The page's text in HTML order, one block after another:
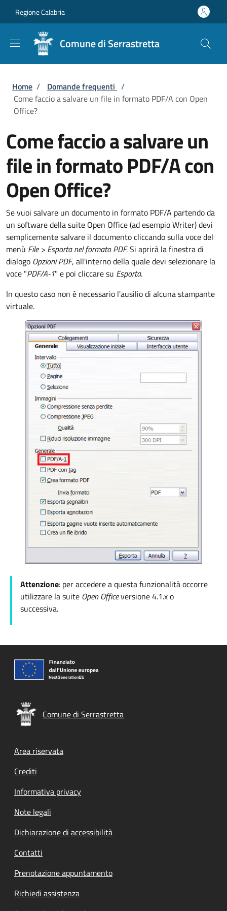
Regione Calabria
Comune di Serrastretta
Briciole di pane
Home / Domande frequenti /
Come faccio a salvare un file in formato PDF/A con Open
Office?
Come faccio a salvare un
file in formato PDF/A con
Open Office?
Se vuoi salvare un documento in formato PDF/A partendo da
un software della suite Open Office (ad esempio Writer) devi
semplicemente salvare il documento cliccando sulla voce del
menù File > Esporta nel formato PDF.Si aprirà la finestra di
dialogo Opzioni PDF, all'interno della quale devi selezionare la
voce "PDF/A-1" e poi cliccare su Esporta.
In questo caso non è necessario l'ausilio di alcuna stampante
virtuale.
Attenzione: per accedere a questa funzionalità occorre
utilizzare la suite Open Officeversione4.1.x o
successiva.
Comune di Serrastretta
Footer menu
Area riservata
Crediti
Informativa privacy
Note legali
Dichiarazione di accessibilità
Contatti
Prenotazione appuntamento
Richiedi assistenza